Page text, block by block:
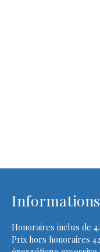
Honoraires inclus de
Prix hors honoraires